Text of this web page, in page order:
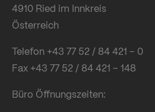
4910 Ried im Innkreis
Österreich
Telefon +43 77 52 / 84 421 – 0
Fax +43 77 52 / 84 421 – 148
Büro Öffnungszeiten: